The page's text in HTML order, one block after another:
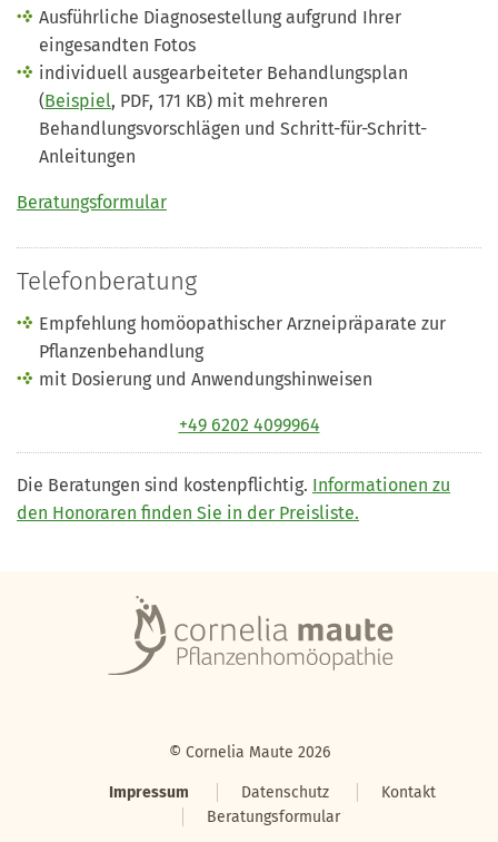
Ausführliche Diagnosestellung aufgrund Ihrer
eingesandten Fotos
individuell ausgearbeiteter Behandlungsplan
(Beispiel, PDF, 171 KB) mit mehreren
Behandlungsvorschlägen und Schritt-für-Schritt-
Anleitungen
Beratungsformular
Telefonberatung
Empfehlung homöopathischer Arzneipräparate zur
Pflanzenbehandlung
mit Dosierung und Anwendungshinweisen
+49 6202 4099964
Die Beratungen sind kostenpflichtig. Informationen zu
den Honoraren finden Sie in der Preisliste.
© Cornelia Maute 2026
Impressum Datenschutz
Kontakt
Beratungsformular